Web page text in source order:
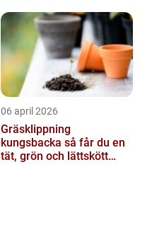
06 april 2026
Gräsklippning
kungsbacka så får du en
tät, grön och lättskött